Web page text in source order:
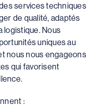
services techniques
de qualité, adaptés
logistique. Nous
uniques au
nous nous engageons
qui favorisent
: